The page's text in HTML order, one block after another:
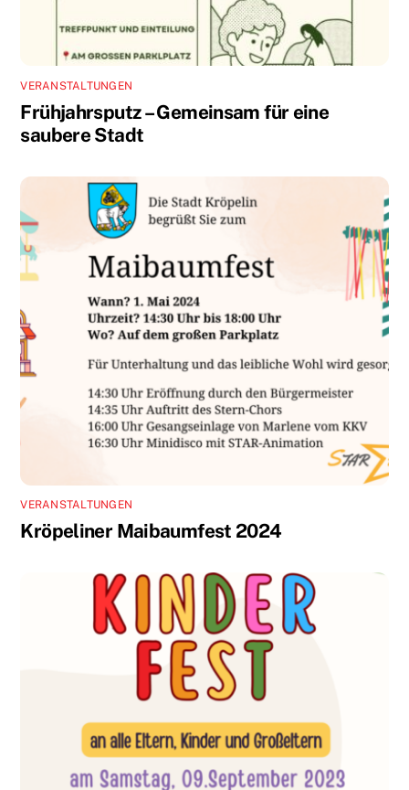
VERANSTALTUNGEN
Frühjahrsputz – Gemeinsam für eine
saubere Stadt
VERANSTALTUNGEN
Kröpeliner Maibaumfest 2024